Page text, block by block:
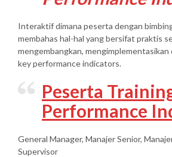
Interaktif dimana peserta dengan
membahas hal-hal yang bersifat praktis
mengembangkan, mengimplementasikan
key performance indicators.
Peserta
Performance
General Manager, Manajer Senior,
Supervisor